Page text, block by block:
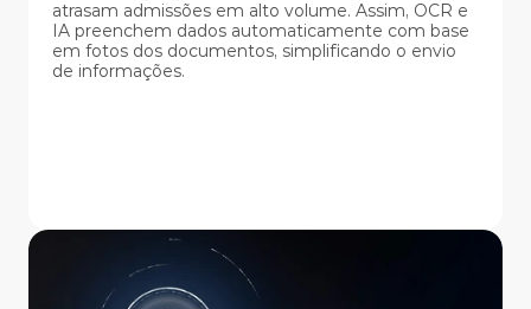
atrasam admissões em alto volume. Assim, OCR e
IA preenchem dados automaticamente com base
em fotos dos documentos, simplificando o envio
de informações.